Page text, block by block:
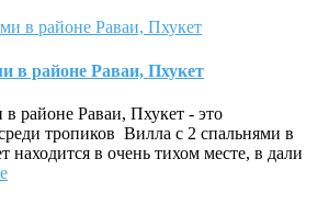
в районе Раваи, Пхукет
районе Раваи, Пхукет - это
тропиков Вилла с 2 спальнями в
находится в очень тихом месте, в дали